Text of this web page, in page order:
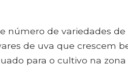
número de variedades de
de uva que crescem
para o cultivo na zona